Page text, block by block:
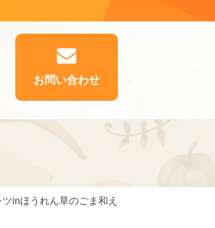
お問い合わせ
inほうれん草のごま和え